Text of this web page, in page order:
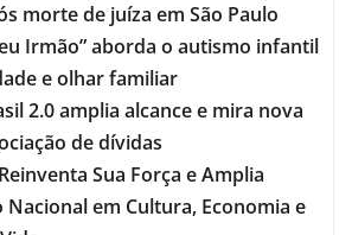
morte de juíza em São Paulo
Irmão” aborda o autismo infantil
e olhar familiar
2.0 amplia alcance e mira nova
de dívidas
Sua Força e Amplia
em Cultura, Economia e